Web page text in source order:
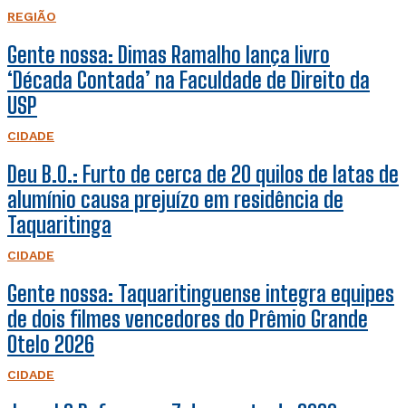
REGIÃO
Gente nossa: Dimas Ramalho lança livro
‘Década Contada’ na Faculdade de Direito da
USP
CIDADE
Deu B.O.: Furto de cerca de 20 quilos de latas de
alumínio causa prejuízo em residência de
Taquaritinga
CIDADE
Gente nossa: Taquaritinguense integra equipes
de dois filmes vencedores do Prêmio Grande
Otelo 2026
CIDADE